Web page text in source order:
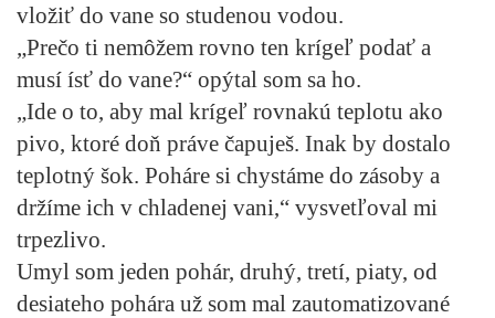
vložiť do vane so studenou vodou.
„Prečo ti nemôžem rovno ten krígeľ podať a
musí ísť do vane?“ opýtal som sa ho.
„Ide o to, aby mal krígeľ rovnakú teplotu ako
pivo, ktoré doň práve čapuješ. Inak by dostalo
teplotný šok. Poháre si chystáme do zásoby a
držíme ich v chladenej vani,“ vysvetľoval mi
trpezlivo.
Umyl som jeden pohár, druhý, tretí, piaty, od
desiateho pohára už som mal zautomatizované